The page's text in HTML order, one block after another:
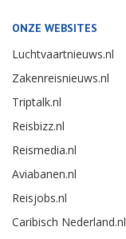
ONZE WEBSITES
Luchtvaartnieuws.nl
Zakenreisnieuws.nl
Triptalk.nl
Reisbizz.nl
Reismedia.nl
Aviabanen.nl
Reisjobs.nl
Caribisch Nederland.nl